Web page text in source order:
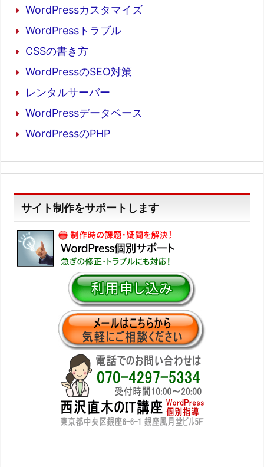
WordPressカスタマイズ
WordPressトラブル
CSSの書き方
WordPressのSEO対策
レンタルサーバー
WordPressデータベース
WordPressのPHP
サイト制作をサポートします